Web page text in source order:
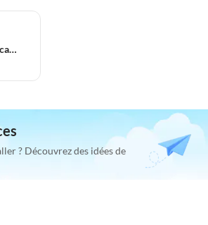
Appartement de vacances
? Découvrez des idées de